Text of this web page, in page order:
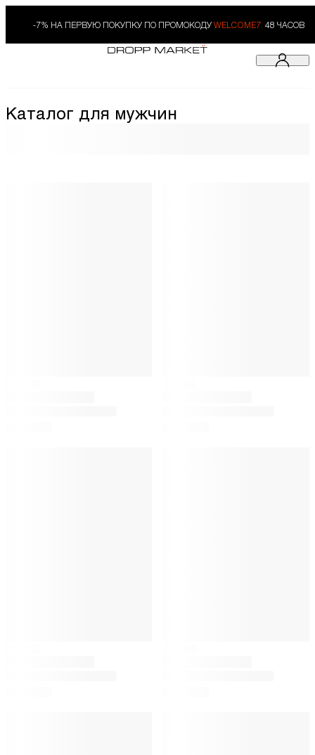
-7% НА ПЕРВУЮ ПОКУПКУ ПО ПРОМОКОДУ WELCOME7. 48 ЧАСОВ
Каталог для мужчин